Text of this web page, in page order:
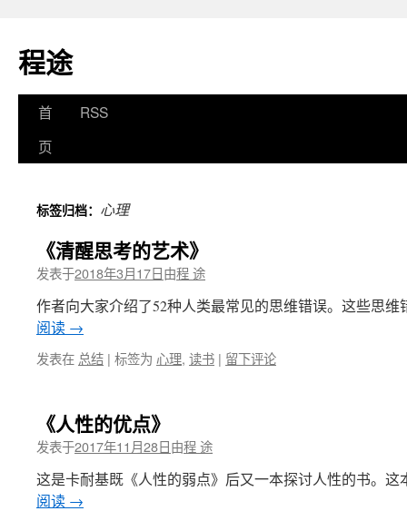
程途
跳
文
首
页
RSS
标签归档： 心理
《清醒思考的艺术》
发表于2018年3月17日由程 途
作者向大家介绍了52种人类最常见的思维错误。这些思
阅读 →
发表在 总结 | 标签为 心理, 读书 | 留下评论
《人性的优点》
发表于2017年11月28日由程 途
这是卡耐基既《人性的弱点》后又一本探讨人性的书。
阅读 →